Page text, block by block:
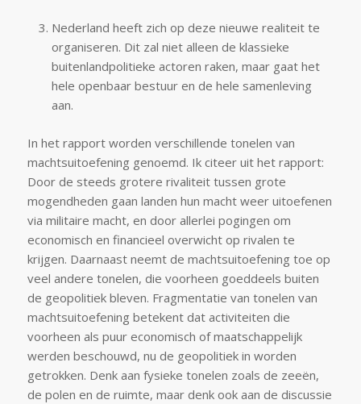
Nederland heeft zich op deze nieuwe realiteit te
organiseren. Dit zal niet alleen de klassieke
buitenlandpolitieke actoren raken, maar gaat het
hele openbaar bestuur en de hele samenleving
aan.
In het rapport worden verschillende tonelen van
machtsuitoefening genoemd. Ik citeer uit het rapport:
Door de steeds grotere rivaliteit tussen grote
mogendheden gaan landen hun macht weer uitoefenen
via militaire macht, en door allerlei pogingen om
economisch en financieel overwicht op rivalen te
krijgen. Daarnaast neemt de machtsuitoefening toe op
veel andere tonelen, die voorheen goeddeels buiten
de geopolitiek bleven. Fragmentatie van tonelen van
machtsuitoefening betekent dat activiteiten die
voorheen als puur economisch of maatschappelijk
werden beschouwd, nu de geopolitiek in worden
getrokken. Denk aan fysieke tonelen zoals de zeeën,
de polen en de ruimte, maar denk ook aan de discussie